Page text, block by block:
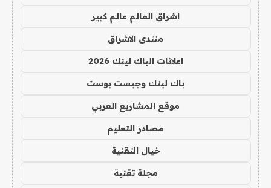
اشراق العالم عالم كبير
منتدى الاشراق
اعلانات الباك لينك 2026
باك لينك وجيست بوست
موقع المشاريع العربي
مصادر التعليم
خيال التقنية
مجلة تقنية